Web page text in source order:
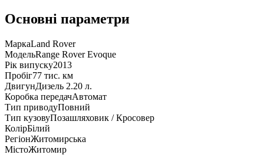
Основні параметри
МаркаLand Rover
МодельRange Rover Evoque
Рік випуску2013
Пробіг77 тис. км
ДвигунДизель 2.20 л.
Коробка передачАвтомат
Тип приводуПовний
Тип кузовуПозашляховик / Кросовер
КолірБілий
РегіонЖитомирська
МістоЖитомир